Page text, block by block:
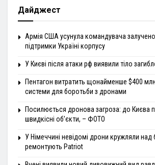
Дайджест
Армія США усунула командувача
підтримки Україні корпусу
У Києві після атаки рф виявили тіло
Пентагон витратить щонайменше $400 млн
системи для боротьби з дронами
Посилюється дронова загроза: до Києва
швидкісні об’єкти, – ФОТО
У Німеччині невідомі дрони кружляли
ремонтують Patriot